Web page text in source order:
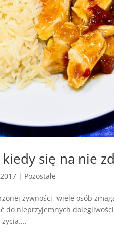
się na nie
| Pozostałe
żywności, wiele osób
do nieprzyjemnych